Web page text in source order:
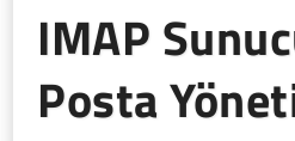
IMAP
Posta